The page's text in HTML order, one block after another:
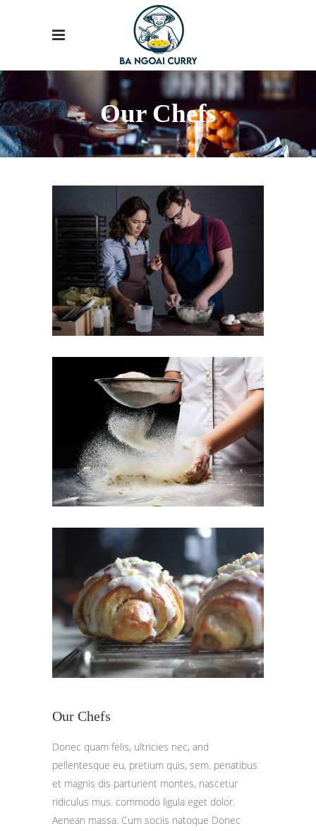
Our Chefs
Our Chefs
Donec quam felis, ultricies nec, and
pellentesque eu, pretium quis, sem. penatibus
et magnis dis parturient montes, nascetur
ridiculus mus. commodo ligula eget dolor.
Aenean massa. Cum sociis natoque Donec